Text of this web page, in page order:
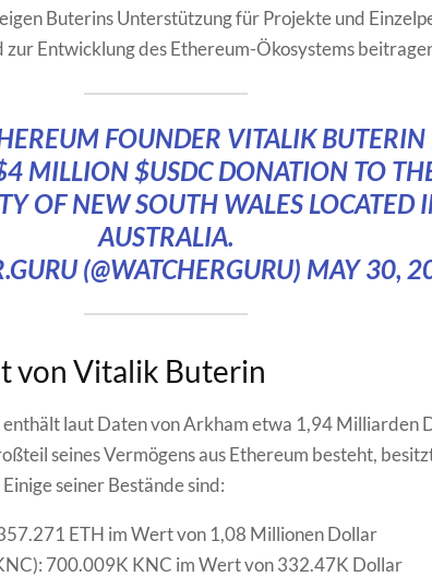
Buterins Unterstützung für Projekte und
zur Entwicklung des Ethereum-Ökosystems
FOUNDER VITALIK BUTERIN
MILLION$USDCDONATION TO
OF NEW SOUTH WALES LOCATED
AUSTRALIA.
(@WATCHERGURU) MAY 30,
von Vitalik Buterin
laut Daten von Arkham etwa 1,94 Milliarden
seines Vermögens aus Ethereum besteht,
seiner Bestände sind:
ETH im Wert von 1,08 Millionen Dollar
700.009K KNC im Wert von 332.47K Dollar